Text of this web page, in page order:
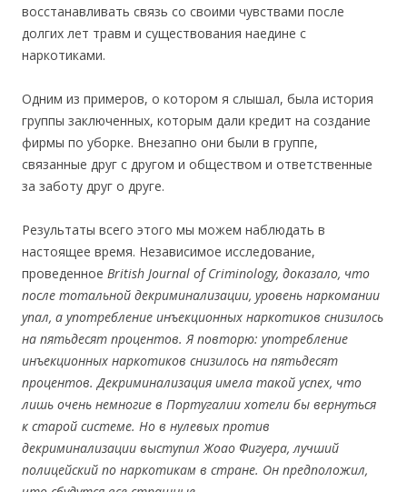
восстанавливать связь со своими чувствами после
долгих лет травм и существования наедине с
наркотиками.
Одним из примеров, о котором я слышал, была история
группы заключенных, которым дали кредит на создание
фирмы по уборке. Внезапно они были в группе,
связанные друг с другом и обществом и ответственные
за заботу друг о друге.
Результаты всего этого мы можем наблюдать в
настоящее время. Независимое исследование,
проведенное British Journal ofCriminology, доказало, что
после тотальной декриминализации, уровень наркомании
упал, а употребление инъекционных наркотиков снизилось
на пятьдесят процентов. Я повторю: употребление
инъекционных наркотиков снизилось на пятьдесят
процентов. Декриминализация имела такой успех, что
лишь очень немногие в Португалии хотели бы вернуться
к старой системе. Но в нулевых против
декриминализации выступил Жоао Фигуера, лучший
полицейский по наркотикам в стране. Он предположил,